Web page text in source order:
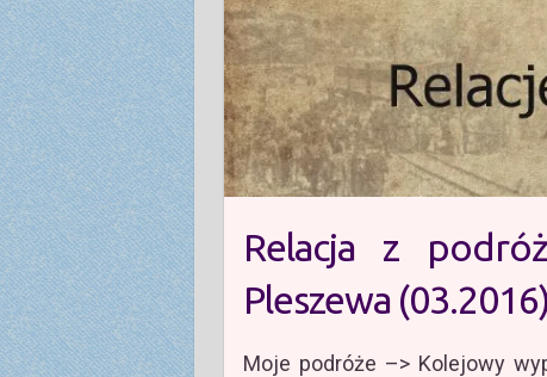
Relacja z
Pleszewa
Moje podróże –> Kolejowy